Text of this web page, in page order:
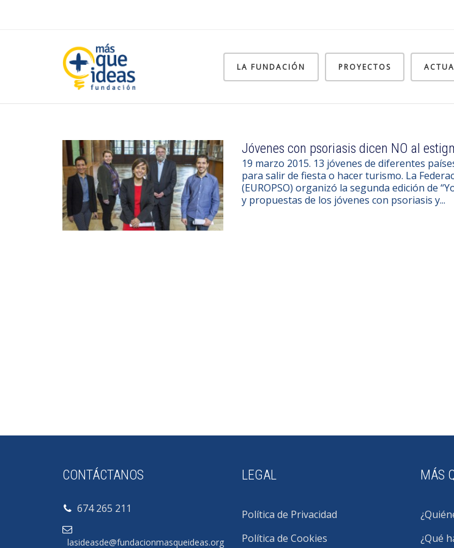
LA FUNDACIÓN PROYECTOS
Jóvenes con psoriasis dicen NO al
19 marzo 2015. 13 jóvenes de diferentes
para salir de fiesta o hacer turismo. La
(EUROPSO) organizó la segunda edición de
y propuestas de los jóvenes con psoriasis y...
CONTÁCTANOS
674 265 211
lasideasde@fundacionmasqueideas.org
LEGAL
Política de Privacidad
Política de Cookies
MÁS
¿Qué